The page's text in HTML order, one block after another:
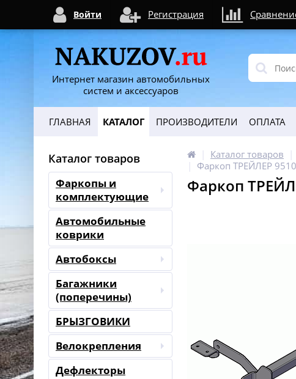
Интернет магазин автомобильных
систем и аксессуаров
ГЛАВНАЯ КАТАЛОГ ПРОИЗВОДИТЕЛИ ОПЛАТА
Каталог товаров
Фаркопы и
комплектующие
Автомобильные
коврики
Автобоксы
Багажники
(поперечины)
БРЫЗГОВИКИ
Велокрепления
Дефлекторы
Каталог товаров
Фаркоп ТРЕЙЛЕР
Фаркоп
Войти Регистрация